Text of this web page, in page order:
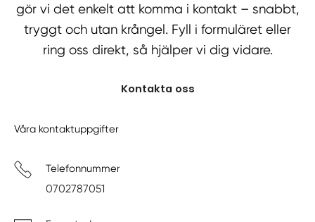
gör vi det enkelt att komma i kontakt – snabbt,
tryggt och utan krångel. Fyll i formuläret eller
ring oss direkt, så hjälper vi dig vidare.
Kontakta oss
Våra kontaktuppgifter
Telefonnummer
0702787051